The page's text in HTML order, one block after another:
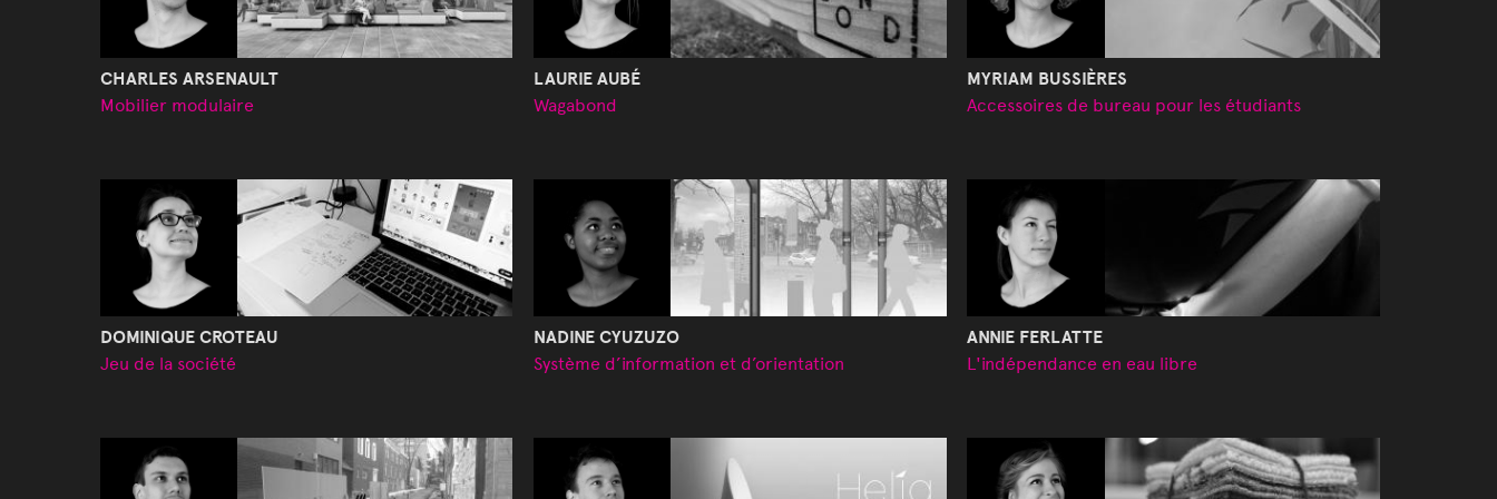
CHARLES ARSENAULT
Mobilier modulaire
LAURIE AUBÉ
Wagabond
MYRIAM BUSSIÈRES
Accessoires de bureau pour les étudiants
DOMINIQUE CROTEAU
Jeu de la société
NADINE CYUZUZO
Système d’information et d’orientation
ANNIE FERLATTE
L'indépendance en eau libre